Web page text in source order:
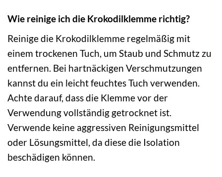
Wie reinige ich die Krokodilklemme richtig?
Reinige die Krokodilklemme regelmäßig mit
einem trockenen Tuch, um Staub und Schmutz zu
entfernen. Bei hartnäckigen Verschmutzungen
kannst du ein leicht feuchtes Tuch verwenden.
Achte darauf, dass die Klemme vor der
Verwendung vollständig getrocknet ist.
Verwende keine aggressiven Reinigungsmittel
oder Lösungsmittel, da diese die Isolation
beschädigen können.